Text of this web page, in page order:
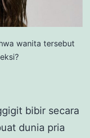
wanita tersebut
bibir secara
dunia pria